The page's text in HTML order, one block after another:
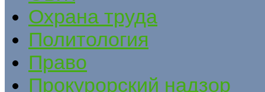
Охрана труда
Политология
Право
Прокурорский надзор